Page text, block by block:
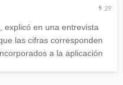
29
explicó en una entrevista
las cifras corresponden
a la aplicación